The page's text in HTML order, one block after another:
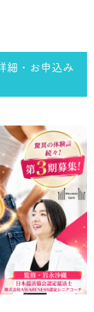
細・お申込み